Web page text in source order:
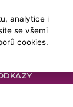
analytice i
se všemi
cookies.